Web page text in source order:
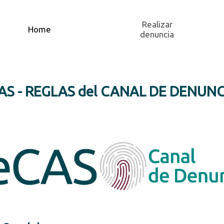
Home
Realizar
denuncia
- REGLAS del CANAL DE